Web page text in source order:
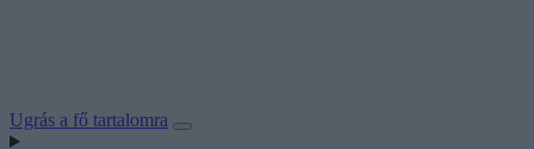
Ugrás a fő tartalomra